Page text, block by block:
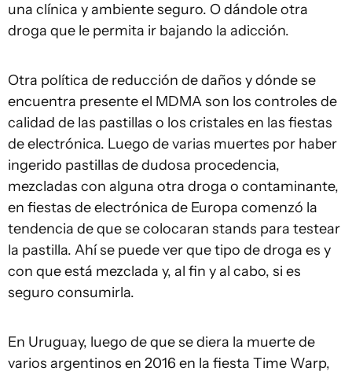
una clínica y ambiente seguro. O dándole otra
droga que le permita ir bajando la adicción.
Otra política de reducción de daños y dónde se
encuentra presente el MDMA son los controles de
calidad de las pastillas o los cristales en las fiestas
de electrónica. Luego de varias muertes por haber
ingerido pastillas de dudosa procedencia,
mezcladas con alguna otra droga o contaminante,
en fiestas de electrónica de Europa comenzó la
tendencia de que se colocaran stands para testear
la pastilla. Ahí se puede ver que tipo de droga es y
con que está mezclada y, al fin y al cabo, si es
seguro consumirla.
En Uruguay, luego de que se diera la muerte de
varios argentinos en 2016 en la fiesta Time Warp,